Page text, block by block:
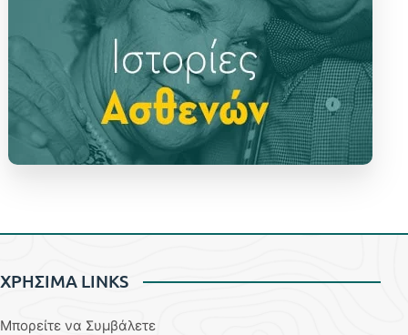
ΧΡΗΣΙΜΑ LINKS
Μπορείτε να Συμβάλετε